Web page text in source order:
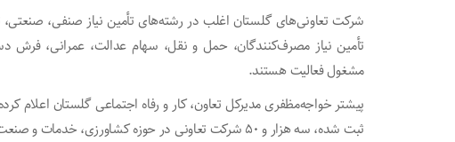
شرکت تعاونی‌های گلستان اغلب در رشته‌های تأمین نیاز صنفی، صنعتی،
تأمین نیاز مصرف‌کنندگان، حمل و نقل، سهام عدالت، عمرانی، فرش
مشغول فعالیت هستند.
پیشتر خواجه‌مظفری مدیرکل تعاون، کار و رفاه اجتماعی گلستان اعلام
ثبت شده، سه هزار و ۵۰ شرکت تعاونی در حوزه کشاورزی، خدمات و صنعت و دانش‌بنیان مشغول فعالیت است.